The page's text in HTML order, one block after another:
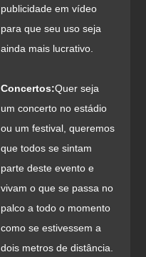
publicidade em vídeo
para que seu uso seja
ainda mais lucrativo.
Concertos:Quer seja
um concerto no estádio
ou um festival, queremos
que todos se sintam
parte deste evento e
vivam o que se passa no
palco a todo o momento
como se estivessem a
dois metros de distância.